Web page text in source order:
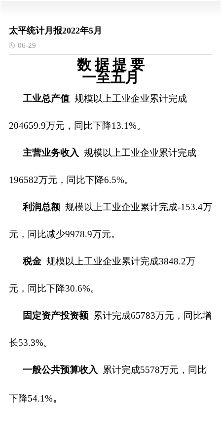
太平统计月报2022年5月
06-29
数 据 提 要
一至五月
工业总产值 规模以上工业企业累计完成
204659.9万元，同比下降13.1%。
主营业务收入 规模以上工业企业累计完成
196582万元，同比下降6.5%。
利润总额 规模以上工业企业累计完成-153.4万
元，同比减少9978.9万元。
税金 规模以上工业企业累计完成3848.2万
元，同比下降30.6%。
固定资产投资额 累计完成65783万元，同比增
长53.3%。
一般公共预算收入 累计完成5578万元， 同比
下降54.1%。